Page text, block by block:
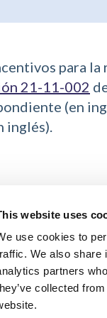
website uses
use cookies to
We also share
partners
collected
para
21-11-002
(en
inglés).
Homes: